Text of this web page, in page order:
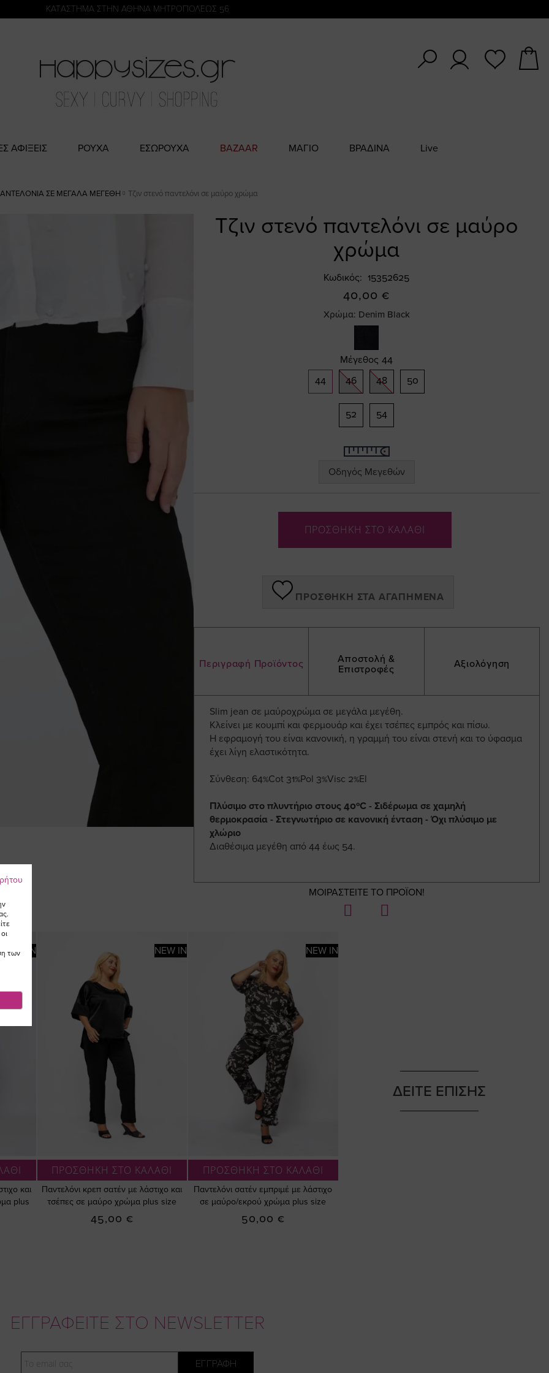
KATΑΣΤΗΜΑ ΣΤΗΝ ΑΘΗΝΑ ΜΗΤΡΟΠΟΛΕΩΣ 56
ΑΦΙΞΕΙΣ ΡΟΥΧΑ ΕΣΩΡΟΥΧΑ BAZAAR ΜΑΓΙΟ ΒΡΑΔΙΝΑ Live
ΣΕ ΜΕΓΆΛΑ ΜΕΓΈΘΗ Τζιν στενό παντελόνι σε μαύρο χρώμα
Τζιν στενό παντελόνι σε μαύρο
χρώμα
Κωδικός 15352625
40,00 €
Χρώμα: Denim Black
Μέγεθος 44
44
46 48 50
52 54
Οδηγός Μεγεθών
ΠΡΟΣΘΗΚΗ ΣΤΟ ΚΑΛΑΘΙ
ΠΡΟΣΘΉΚΗ ΣΤΑ ΑΓΑΠΗΜΈΝΑ
Περιγραφή Προϊόντος
Αποστολή &
Επιστροφές
Αξιολόγηση
Slim jean σε μαύροχρώμα σε μεγάλα μεγέθη.
Κλείνει με κουμπί και φερμουάρ και έχει τσέπες εμπρός και πίσω.
Η εφραμογή του είναι κανονική, η γραμμή του είναι στενή και το ύφασμα
έχει λίγη ελαστικότητα.
Σύνθεση: 64%Cot 31%Pol 3%Visc 2%El
Πλύσιμο στο πλυντήριο στους 40ºC - Σιδέρωμα σε χαμηλή
θερμοκρασία - Στεγνωτήριο σε κανονική ένταση - Όχι πλύσιμο με
χλώριο
Διαθέσιμα μεγέθη από 44 έως 54.
ΜΟΙΡΑΣΤΕΙΤΕ ΤΟ ΠΡΟΪΟΝ!
NEW IN
και
plus
NEW IN
ΠΡΟΣΘΗΚΗ ΣΤΟ ΚΑΛΑΘΙ
Παντελόνι κρεπ σατέν με λάστιχο και
τσέπες σε μαύρο χρώμα plus size
45,00 €
NEW IN
ΠΡΟΣΘΗΚΗ ΣΤΟ ΚΑΛΑΘΙ
Παντελόνι σατέν εμπριμέ με λάστιχο
σε μαύρο/εκρού χρώμα plus size
50,00 €
ΔΕΙΤΕ ΕΠΙΣΗΣ
ΕΓΓΡΑΦΕΙΤΕ ΣΤΟ NEWSLETTER
ΕΓΓΡΑΦΗ
των